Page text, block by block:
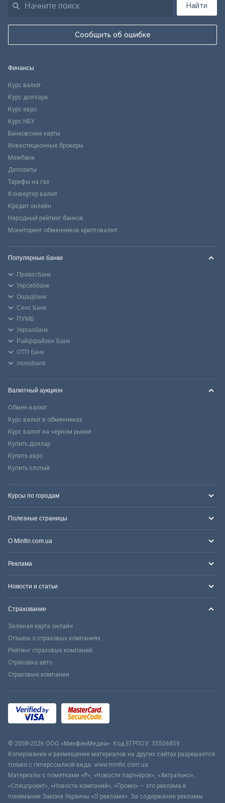
Найти
Сообщить об ошибке
Финансы
Курс валют
Курс доллара
Курс евро
Курс НБУ
Банковские карты
Инвестиционные брокеры
Межбанк
Депозиты
Тарифы на газ
Конвертер валют
Кредит онлайн
Народный рейтинг банков
Мониторинг обменников криптовалют
Популярные банки
Приватбанк
Укрсиббанк
Ощадбанк
Сенс Банк
ПУМБ
Укргазбанк
Райффайзен Банк
ОТП банк
monobank
Валютный аукцион
Обмен валют
Курс валют в обменниках
Курс валют на черном рынке
Купить доллар
Купить евро
Купить злотый
Курсы по городам
Полезные страницы
О Minfin.com.ua
Реклама
Новости и статьи
Страхование
Зеленая карта онлайн
Отзывы о страховых компаниях
Рейтинг страховых компаний
Страховка авто
Страховые компании
© 2008-2026 ООО «МинфинМедиа». Код ЕГРПОУ: 35506859
Копирование и размещение материалов на других сайтах разрешается
только с гиперссылкой вида: www.minfin.com.ua
Материалы с пометками «Р», «Новости партнёров», «Актуально»,
«Спецпроект», «Новости компаний», «Промо» – это реклама в
понимании Закона Украины «О рекламе». За содержание рекламы